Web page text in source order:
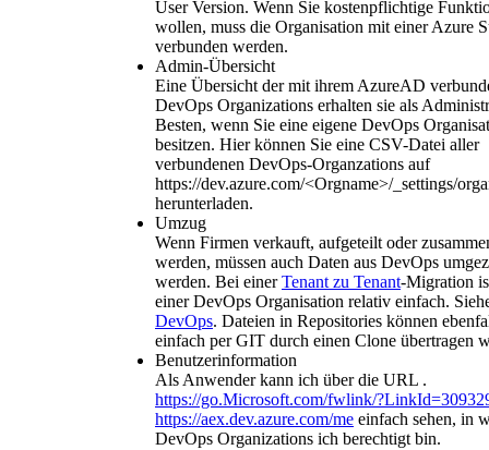
User Version. Wenn Sie kostenpflichtige
wollen, muss die Organisation mit einer Azure
verbunden werden.
Admin-Übersicht
Eine Übersicht der mit ihrem AzureAD
DevOps Organizations erhalten sie als
Besten, wenn Sie eine eigene DevOps
besitzen. Hier können Sie eine CSV-Datei aller
verbundenen DevOps-Organzations auf
https://dev.azure.com/<Orgname>/_settings/
herunterladen.
Umzug
Wenn Firmen verkauft, aufgeteilt oder
werden, müssen auch Daten aus DevOps
werden. Bei einerTenant zu Tenant-Migration
einer DevOps Organisation relativ einfach.
DevOps. Dateien in Repositories können
einfach per GIT durch einen Clone übertragen
Benutzerinformation
Als Anwender kann ich über die URL .
https://go.Microsoft.com/fwlink/
https://aex.dev.azure.com/me einfach sehen, in
DevOps Organizations ich berechtigt bin.